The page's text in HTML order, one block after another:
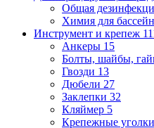
Общая
Химия для
Инструмент и крепеж
Анкеры 15
Болты, шайбы,
Гвозди 13
Дюбели 27
Заклепки 32
Кляймер 5
Крепежные